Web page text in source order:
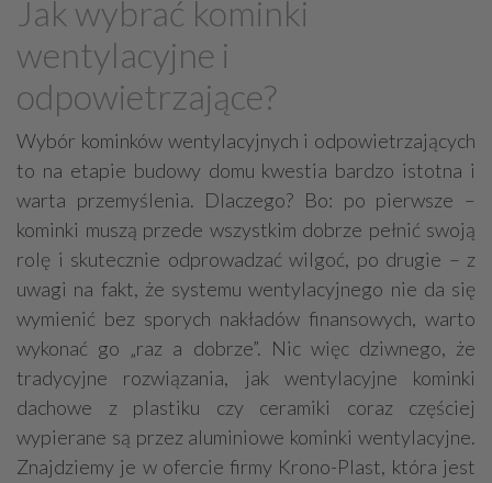
Grzejniki
Hydraulika
Energetyczne instalacje, urządzenia
Materiały hydrauliczne
Przeciwpożarowa ochrona, zabezpieczenia
Elektroinstalatorstwo
Systemy energooszczędne
Systemy nawilżania powietrza
Systemy odwodnień
Elektryczne materiały
Przemysłowe instalacje
Alarmowe systemy, monitoring
Hydrotechnika
Kable, przewody
Odkurzacze centralne
Jak wybrać kominki
wentylacyjne i
odpowietrzające?
Wybór kominków wentylacyjnych i odpowietrzających
to na etapie budowy domu kwestia bardzo istotna i
warta przemyślenia. Dlaczego? Bo: po pierwsze –
kominki muszą przede wszystkim dobrze pełnić swoją
rolę i skutecznie odprowadzać wilgoć, po drugie – z
uwagi na fakt, że systemu wentylacyjnego nie da się
wymienić bez sporych nakładów finansowych, warto
wykonać go „raz a dobrze”. Nic więc dziwnego, że
tradycyjne rozwiązania, jak wentylacyjne kominki
dachowe z plastiku czy ceramiki coraz częściej
wypierane są przez aluminiowe kominki wentylacyjne.
Znajdziemy je w ofercie firmy Krono-Plast, która jest